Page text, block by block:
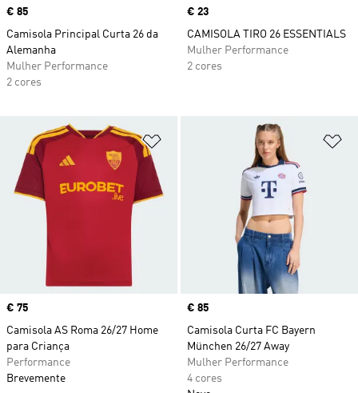
Price
€ 85
Camisola Principal Curta 26 da
Alemanha
Mulher Performance
2 cores
Price
€ 23
CAMISOLA TIRO 26 ESSENTIALS
Mulher Performance
2 cores
Adicionar à Lista de Desejos
Price
€ 75
Camisola AS Roma 26/27 Home
para Criança
Performance
Brevemente
Price
€ 85
Camisola Curta FC Bayern
München 26/27 Away
Mulher Performance
4 cores